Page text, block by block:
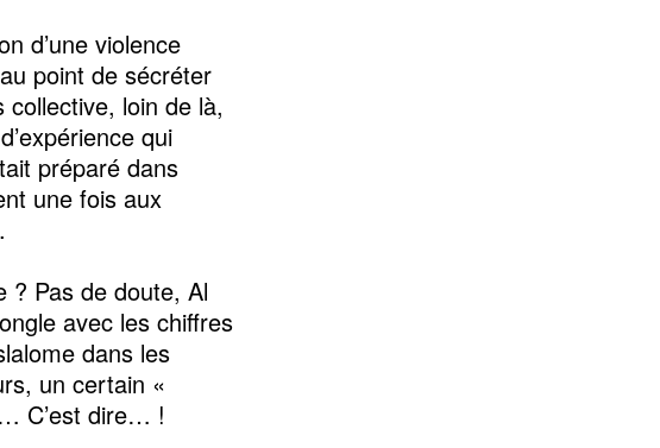
d’une violence
point de sécréter
loin de là,
qui
préparé dans
une fois aux
? Pas de doute, Al
avec les chiffres
dans les
un certain «
C’est dire… !